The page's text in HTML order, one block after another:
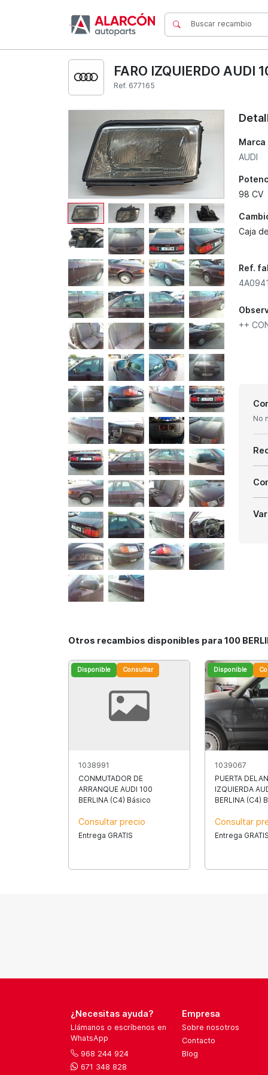
FARO IZQUIERDO AUDI
Ref. 677165
Marca
AUDI
98 CV
Caja
Ref.
++
No
Otros recambios disponibles para 100
Disponible Consultar
1038991
CONMUTADOR DE
ARRANQUE AUDI 100
BERLINA (C4) Básico
Consultar precio
Entrega GRATIS
Disponible
1039067
PUERTA
IZQUIERDA
BERLINA (C4)
Consultar
Entrega
¿Necesitas ayuda?
Llámanos o escríbenos en
WhatsApp
968 244 924
671 348 828
Empresa
Sobre nosotros
Contacto
Blog